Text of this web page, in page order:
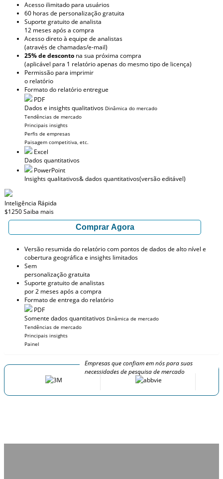
Acesso ilimitado para usuários
60 horas de personalização gratuita
Suporte gratuito de analista
12 meses após a compra
Acesso direto à equipe de analistas
(através de chamadas/e-mail)
25% de desconto na sua próxima compra
(aplicável para 1 relatório apenas do mesmo tipo de licença)
Permissão para imprimir
o relatório
Formato do relatório entregue
PDF
Dados e insights qualitativos Dinâmica do mercado
Tendências de mercado
Principais insights
Perfis de empresas
Paisagem competitiva, etc.
Excel
Dados quantitativos
PowerPoint
Insights qualitativos& dados quantitativos(versão editável)
Inteligência Rápida
$1250Saiba mais
Comprar Agora
Versão resumida do relatório com pontos de dados de alto nível e
cobertura geográfica e insights limitados
Sem
personalização gratuita
Suporte gratuito de analistas
por 2 meses após a compra
Formato de entrega do relatório
PDF
Somente dados quantitativos Dinâmica de mercado
Tendências de mercado
Principais insights
Painel
Empresas que confiam em nós para suas
necessidades de pesquisa de mercado